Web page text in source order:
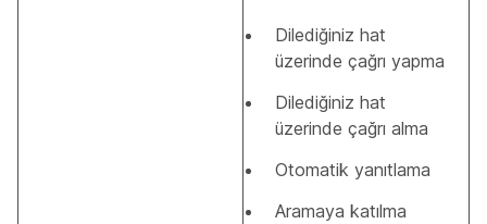
Dilediğiniz hat
üzerinde çağrı yapma
Dilediğiniz hat
üzerinde çağrı alma
Otomatik yanıtlama
Aramaya katılma